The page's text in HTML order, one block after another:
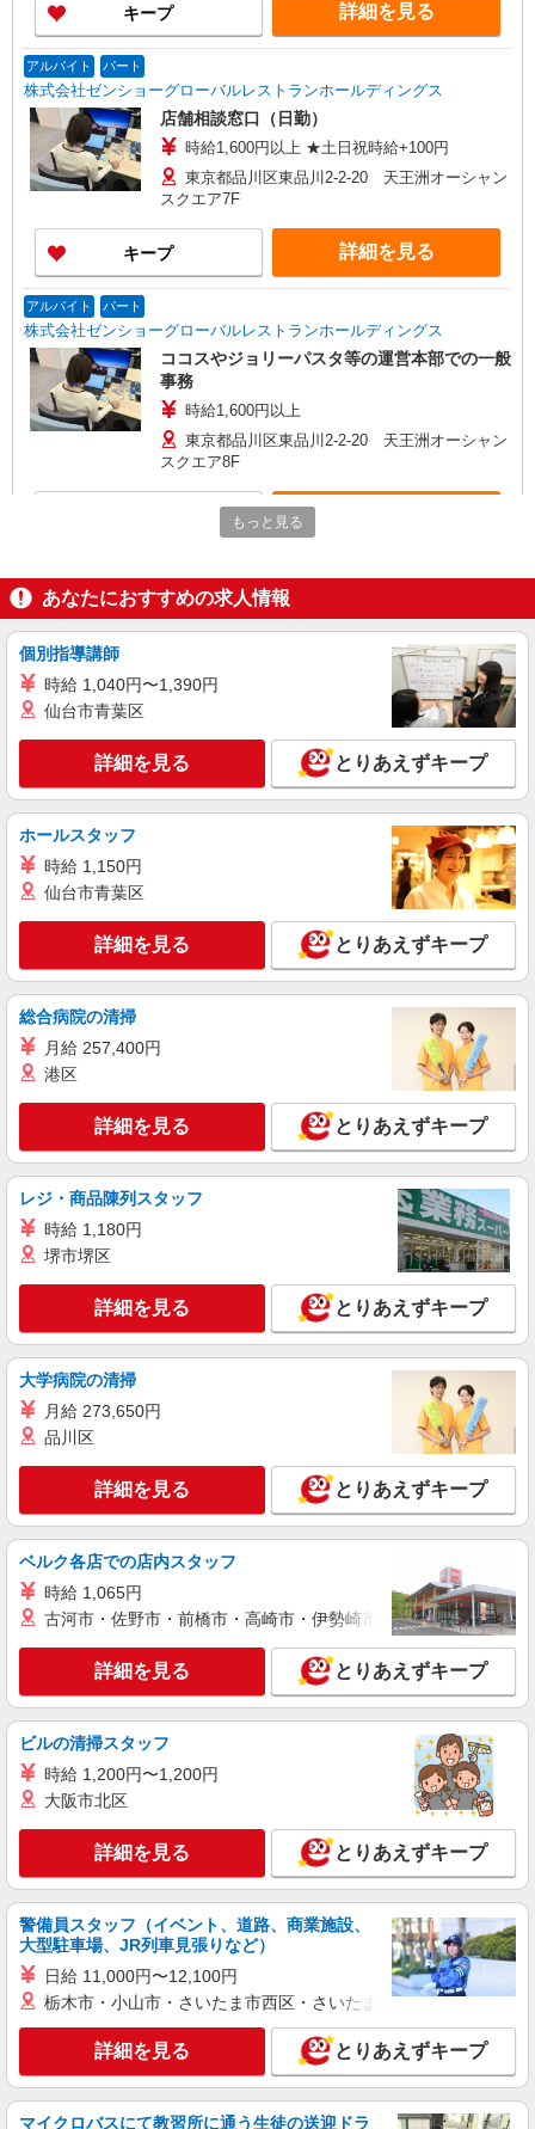
キープ 詳細を見る
アルバイト パート
株式会社ゼンショーグローバルレストランホールディングス
店舗相談窓口（日勤）
時給1,600円以上 ★土日祝時給+100円
東京都品川区東品川2-2-20 天王洲オーシャン
スクエア7F
キープ 詳細を見る
アルバイト パート
株式会社ゼンショーグローバルレストランホールディングス
ココスやジョリーパスタ等の運営本部での一般
事務
時給1,600円以上
東京都品川区東品川2-2-20 天王洲オーシャン
スクエア8F
株式会社ゼンショーグローバルレストランホールディングス
ココス運営本部での電話対応・一般事務
時給1,700円以上 ★土日祝は時給＋100円
東京都品川区東品川2-2-20 天王洲オーシャン
キープ 詳細を見る
日研トータルソーシング株式会社（お仕事No.5A323-OW）
時給1650円 別途交通費支給 ＜月収＞ 247000
東京都品川区八潮
キープ 詳細を見る
正社員
株式会社リジョイスカンパニー（11921602）
一般事務
月給22万7000円以上 ※研修期間2ヶ月間は給
与95％支給
NTT東日本関東病院（東京都品川区東五反田5
丁目9-22）
詳細を見る
職業紹介
ニッセイ・ウェルス生命保険株式会社
生命保険会社の事務職
〜13,941,400円(業績賞与・残業代含む) （賞与 年
験・能力に応じて決定します。 ※「管理監督者」
に該当するため、時間外・休日労働に対する割増
賃金の支給対象外となります。 【給与更改】年1
回(7月) 【賃金形態】月給制
東京都品川区大崎2-1-1 Think Park Tower （変
更の範囲）会社の定める事業所（在宅勤務を行う
場所を含む）
キープ 詳細を見る
正社員 職業紹介
ニッセイ・ウェルス生命保険株式会社
生命保険会社の事務職
月給597,900円〜701,899円(残業代別) 年収
9,000,000円 〜10,500,000円 （賞与 年2回/6月、
12月支給） ※前職の給与を考慮し、経験・能力に
応じて決定します。 ※ラインを持たない管理職と
しての採用を想定しています。 ※本ポジションは
「管理監督者」に該当するため、時間外・休日労
働に対する割増賃金の支給対象外となります。
【給与更改】年1回(7月) 【賃金形態】月給制
東京都品川区大崎2-1-1 Think Park Tower （変
更の範囲）会社の定める事業所（在宅勤務を行う
場所を含む）
キープ 詳細を見る
正社員 職業紹介
ニッセイ・ウェルス生命保険株式会社
生命保険会社の一般事務
月給361,500円〜730,700円(残業代別) 年収
6,000,000円 〜11,179,000円(残業手当、賞与込み)
（賞与 年2回/6月、12月支給） ※前職の給与を考
慮し、経験・能力に応じて決定します。 ※非管理
職あるいはラインを持たない管理職としての採用
を想定しています。 ※管理職採用の場合は「管理
監督者」に該当するため、時間外・休日労働に対
する割増賃金の支給対象外となります。 【給与更
改】年1回(7月) 【賃金形態】月給制
東京都品川区大崎2-1-1 Think Park Tower （変
更の範囲）会社の定める事業所
キープ 詳細を見る
ニッセイ・ウェルス生命保険株式会社
もっと見る
あなたにおすすめの求人情報
個別指導講師
時給 1,040円〜1,390円
仙台市青葉区
詳細を見る とりあえずキープ
ホールスタッフ
時給 1,150円
仙台市青葉区
詳細を見る とりあえずキープ
総合病院の清掃
月給 257,400円
港区
詳細を見る とりあえずキープ
レジ・商品陳列スタッフ
時給 1,180円
堺市堺区
詳細を見る とりあえずキープ
大学病院の清掃
月給 273,650円
品川区
詳細を見る とりあえずキープ
ベルク各店での店内スタッフ
時給 1,065円
古河市・佐野市・前橋市・高崎市・伊勢崎市・太田市・館林市
詳細を見る とりあえずキープ
ビルの清掃スタッフ
時給 1,200円〜1,200円
大阪市北区
詳細を見る とりあえずキープ
警備員スタッフ（イベント、道路、商業施設、
大型駐車場、JR列車見張りなど）
日給 11,000円〜12,100円
栃木市・小山市・さいたま市西区・さいたま市岩槻区・久喜市・
詳細を見る とりあえずキープ
マイクロバスにて教習所に通う生徒の送迎ドラ